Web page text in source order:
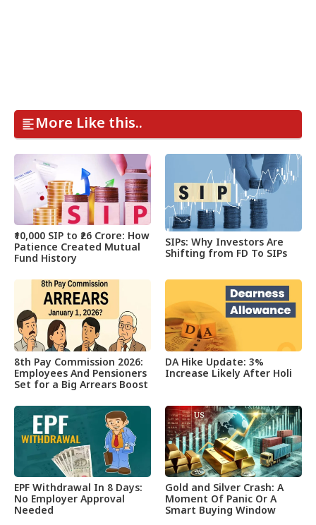
More Like this..
₹10,000 SIP to ₹26 Crore: How
Patience Created Mutual
Fund History
SIPs: Why Investors Are
Shifting from FD To SIPs
8th Pay Commission 2026:
Employees And Pensioners
Set for a Big Arrears Boost
DA Hike Update: 3%
Increase Likely After Holi
EPF Withdrawal In 8 Days:
No Employer Approval
Needed
Gold and Silver Crash: A
Moment Of Panic Or A
Smart Buying Window